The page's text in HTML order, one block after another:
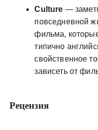
Culture —
повседневной
фильма,
типично
свойственное
зависеть от
Рецензия